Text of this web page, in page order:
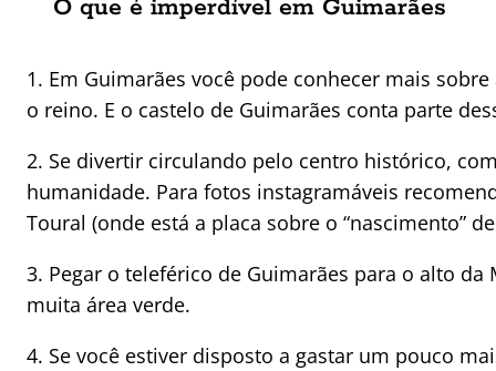
O que é imperdível em Guimarães
1. Em Guimarães você pode conhecer mais
o reino. E o castelo de Guimarães conta parte
2. Se divertir circulando pelo centro histórico,
humanidade. Para fotos instagramáveis
Toural (onde está a placa sobre o “nascimento”
3. Pegar o teleférico de Guimarães para o alto
muita área verde.
4. Se você estiver disposto a gastar um pouco